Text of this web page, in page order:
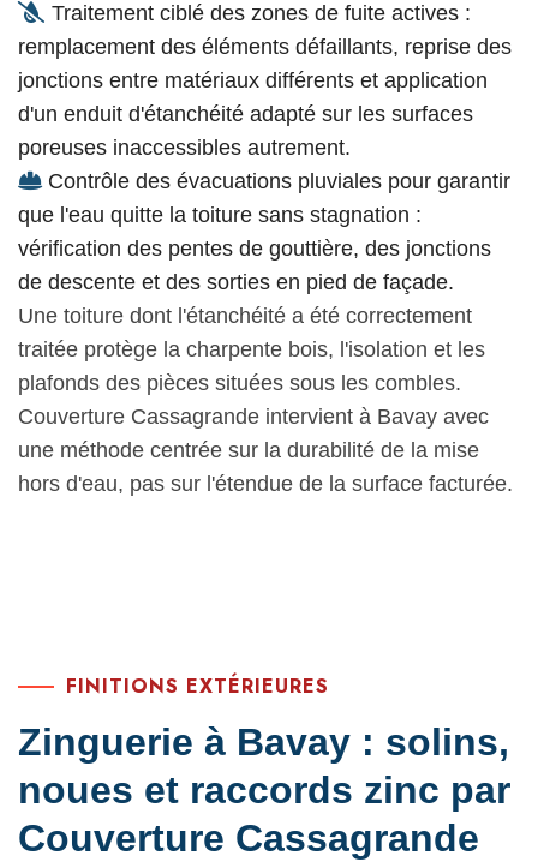
Traitement ciblé des zones de fuite actives :
remplacement des éléments défaillants, reprise des
jonctions entre matériaux différents et application
d'un enduit d'étanchéité adapté sur les surfaces
poreuses inaccessibles autrement.
Contrôle des évacuations pluviales pour garantir
que l'eau quitte la toiture sans stagnation :
vérification des pentes de gouttière, des jonctions
de descente et des sorties en pied de façade.
Une toiture dont l'étanchéité a été correctement
traitée protège la charpente bois, l'isolation et les
plafonds des pièces situées sous les combles.
Couverture Cassagrande intervient à Bavay avec
une méthode centrée sur la durabilité de la mise
hors d'eau, pas sur l'étendue de la surface facturée.
FINITIONS EXTÉRIEURES
Zinguerie à Bavay : solins,
noues et raccords zinc par
Couverture Cassagrande